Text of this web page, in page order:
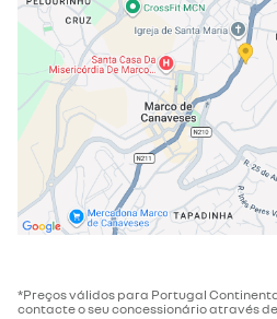
*Preços válidos para Portugal
contacte o seu concessionário através